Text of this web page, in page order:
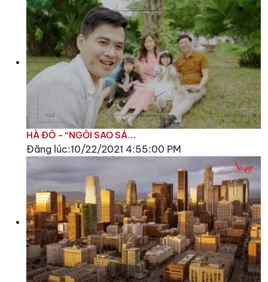
HÀ ĐÔ – “NGÔI SAO SÁ...
Đăng lúc:10/22/2021 4:55:00 PM